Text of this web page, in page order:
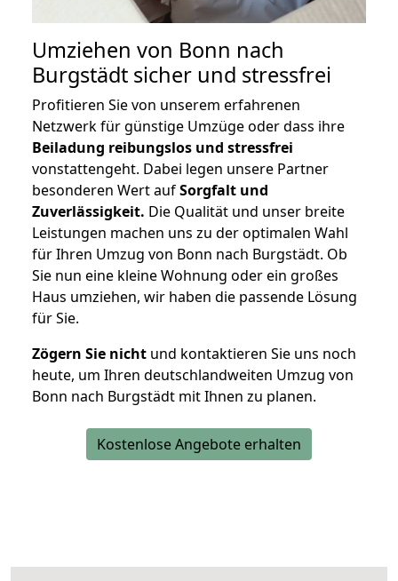
Umziehen von Bonn nach
Burgstädt sicher und stressfrei
Profitieren Sie von unserem erfahrenen
Netzwerk für günstige Umzüge oder dass ihre
Beiladung reibungslos und stressfrei
vonstattengeht. Dabei legen unsere Partner
besonderen Wert aufSorgfalt und
Zuverlässigkeit. Die Qualität und unser breite
Leistungen machen uns zu der optimalen Wahl
für Ihren Umzug von Bonn nach Burgstädt. Ob
Sie nun eine kleine Wohnung oder ein großes
Haus umziehen, wir haben die passende Lösung
für Sie.
Zögern Sie nicht und kontaktieren Sie uns noch
heute, um Ihren deutschlandweiten Umzug von
Bonn nach Burgstädt mit Ihnen zu planen.
Kostenlose Angebote erhalten